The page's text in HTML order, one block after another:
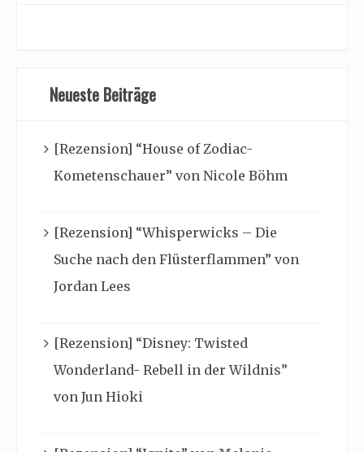
Neueste Beiträge
[Rezension] “House of Zodiac-
Kometenschauer” von Nicole Böhm
[Rezension] “Whisperwicks – Die
Suche nach den Flüsterflammen” von
Jordan Lees
[Rezension] “Disney: Twisted
Wonderland- Rebell in der Wildnis”
von Jun Hioki